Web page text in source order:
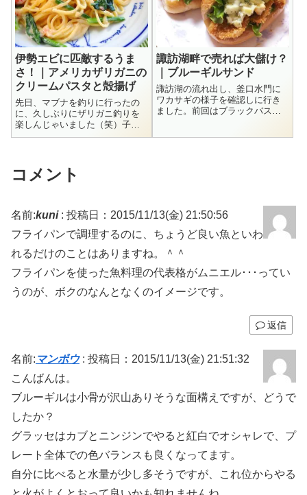
伊勢エビに匹敵するうま
さ！｜アメリカザリガニの
クリームパスタと殻揚げ
先日、マブナを釣りに行ったの
に、久しぶりにザリガニ釣りを
楽しんじゃいました（笑）子ど
もの頃は釣るだけで、それを食
を見ていたら、小さいロブスタ
ーみたいで、いかにも美味そう
諏訪湖畔で売れば大儲け？
｜ブルーギルサンド
諏訪湖の流れ出し、釜口水門に
ワカサギの様子を確認しに行き
ました。前回はブラックバスの
コメント
名前:kuni: 投稿日：2015/11/13(金) 21:50:56
フライパンで調理するのに、ちょうど良い魚といわ
れるだけのことはありますね。＾＾
フライパンを使った魚料理の代表格がムニエル･･･ってい
うのが、ボクのなんとなくのイメージです。
返信
名前: マンボウ: 投稿日：2015/11/13(金) 21:51:32
こんばんは。
ブルーギルは小骨が沢山ありそうな面構えですが、どうで
したか？
グラッセはカブとニンジンでやると紅白でオシャレで、プ
レート全体での色バランスも良くなってます。
自分に比べると水量が少し多そうですが、これ位からやる